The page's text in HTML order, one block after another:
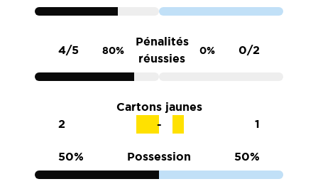
4/5 80%
Pénalités
réussies
0% 0/2
Cartons jaunes
2
1
50% Possession 50%